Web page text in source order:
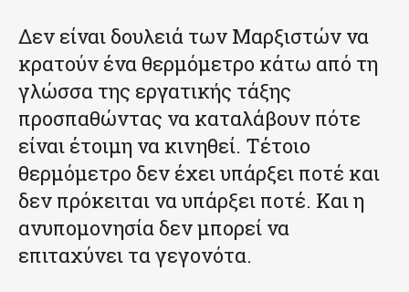
Δεν είναι δουλειά των Μαρξιστών να
κρατούν ένα θερμόμετρο κάτω από τη
γλώσσα της εργατικής τάξης
προσπαθώντας να καταλάβουν πότε
είναι έτοιμη να κινηθεί. Τέτοιο
θερμόμετρο δεν έχει υπάρξει ποτέ και
δεν πρόκειται να υπάρξει ποτέ. Και η
ανυπομονησία δεν μπορεί να
επιταχύνει τα γεγονότα.